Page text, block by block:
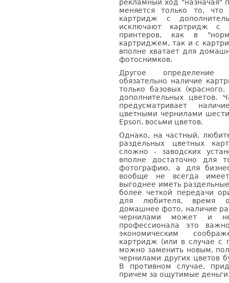
рекламный ход "назначая"
меняется только то,
картридж с
исключают картридж с
принтеров, как в
картриджем, так и с
вполне хватает для
фотоснимков.
Другое определение
обязательно наличие
только базовых
дополнительных цветов.
предусматривает
цветными чернилами
Epson, восьми цветов.
Однако, на частный,
раздельных цветных
сложно - заводских
вполне достаточно для
фотографию, а для
вообще не всегда
выгоднее иметь
более четкой передачи
для любителя, время
домашнее фото, наличие
чернилами может и
профессионала это
экономическим
картридж (или в случае с
можно заменить новым,
чернилами других цветов
В противном случае,
причем за ощутимые